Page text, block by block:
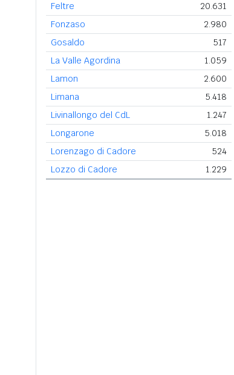
Feltre
20.631
Fonzaso
2.980
Gosaldo
517
La Valle Agordina
1.059
Lamon
2.600
Limana
5.418
Livinallongo del CdL
1.247
Longarone
5.018
Lorenzago di Cadore
524
Lozzo di Cadore
1.229